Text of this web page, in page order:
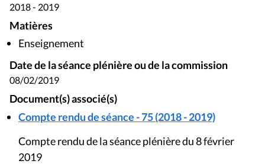
2018 - 2019
Matières
Enseignement
Date de la séance plénière ou de la commission
08/02/2019
Document(s) associé(s)
Compte rendu de séance - 75 (2018 - 2019)
Compte rendu de la séance plénière du 8 février
2019